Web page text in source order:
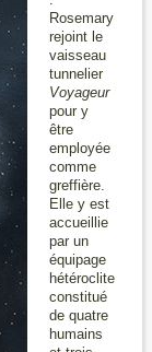
Rosemary
rejoint le
vaisseau
tunnelier
Voyageur
pour y
être
employée
comme
greffière.
Elle y est
accueillie
par un
équipage
hétéroclite
constitué
de quatre
humains